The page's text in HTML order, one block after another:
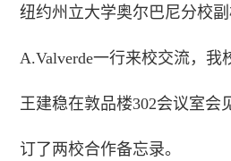
纽约州立大学奥尔巴尼分校
A.Valverde一行来校交流，我
王建稳在敦品楼302会议室会
订了两校合作备忘录。